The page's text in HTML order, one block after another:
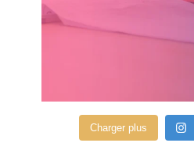
Charger plus